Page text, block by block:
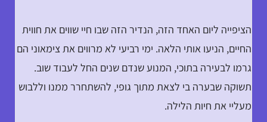
הציפייה ליום האחד הזה, הנדיר הזה שבו חיי שווים את חווית
החיים, הניעו אותי הלאה. ימי רביעי לא מרווים את צימאוני הם
גרמו לבעירה בתוכי, המנוע שנדם שנים החל לעבוד שוב.
תשוקה שבערה בי לצאת מתוך גופי, להשתחרר ממנו וללבוש
מעליי את חיות הלילה.